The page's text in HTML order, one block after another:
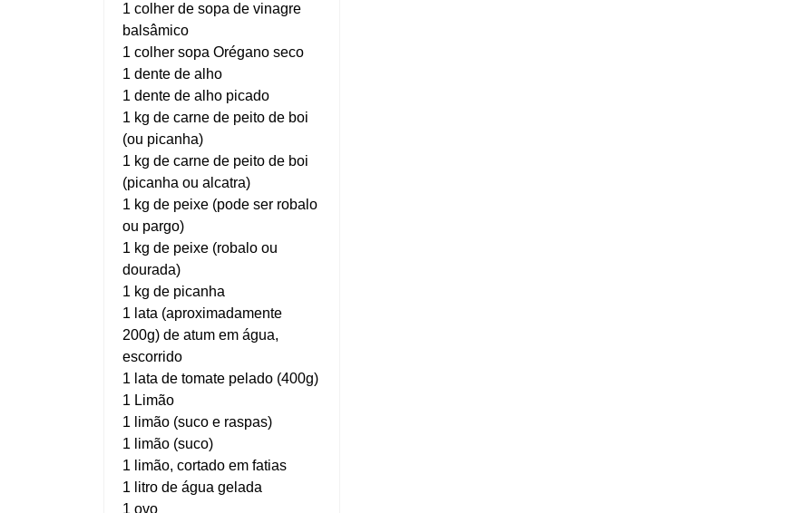
1 colher de sopa de vinagre
balsâmico
1 colher sopa Orégano seco
1 dente de alho
1 dente de alho picado
1 kg de carne de peito de boi
(ou picanha)
1 kg de carne de peito de boi
(picanha ou alcatra)
1 kg de peixe (pode ser robalo
ou pargo)
1 kg de peixe (robalo ou
dourada)
1 kg de picanha
1 lata (aproximadamente
200g) de atum em água,
escorrido
1 lata de tomate pelado (400g)
1 Limão
1 limão (suco e raspas)
1 limão (suco)
1 limão, cortado em fatias
1 litro de água gelada
1 ovo